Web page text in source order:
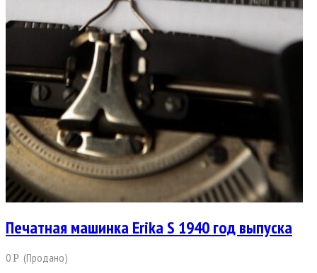
Печатная машинка Erika S 1940 год выпуска
0Р (Продано)